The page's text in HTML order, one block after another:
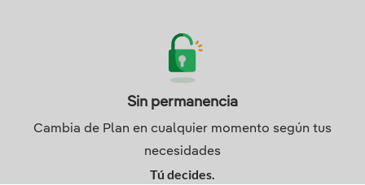
Sin permanencia
Cambia de Plan en cualquier momento según tus
necesidades
Tú decides.